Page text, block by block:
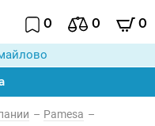
0 0 0
– Pamesa –